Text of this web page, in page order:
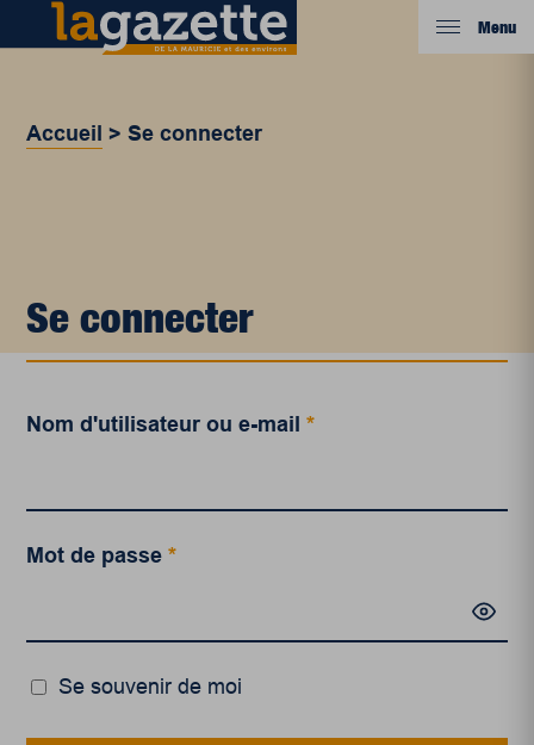
Menu
Accueil >Se connecter
Se connecter
Nom d'utilisateur ou e-mail*
Mot de passe*
Se souvenir de moi